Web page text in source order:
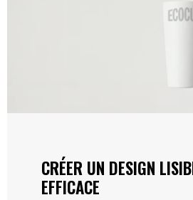
CRÉER UN DESIGN
EFFICACE